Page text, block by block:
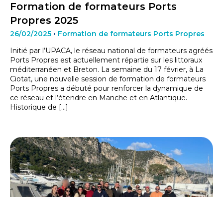
Formation de formateurs Ports
Propres 2025
26/02/2025 • Formation de formateurs Ports Propres
Initié par l’UPACA, le réseau national de formateurs agréés
Ports Propres est actuellement répartie sur les littoraux
méditerranéen et Breton. La semaine du 17 février, à La
Ciotat, une nouvelle session de formation de formateurs
Ports Propres a débuté pour renforcer la dynamique de
ce réseau et l’étendre en Manche et en Atlantique.
Historique de […]